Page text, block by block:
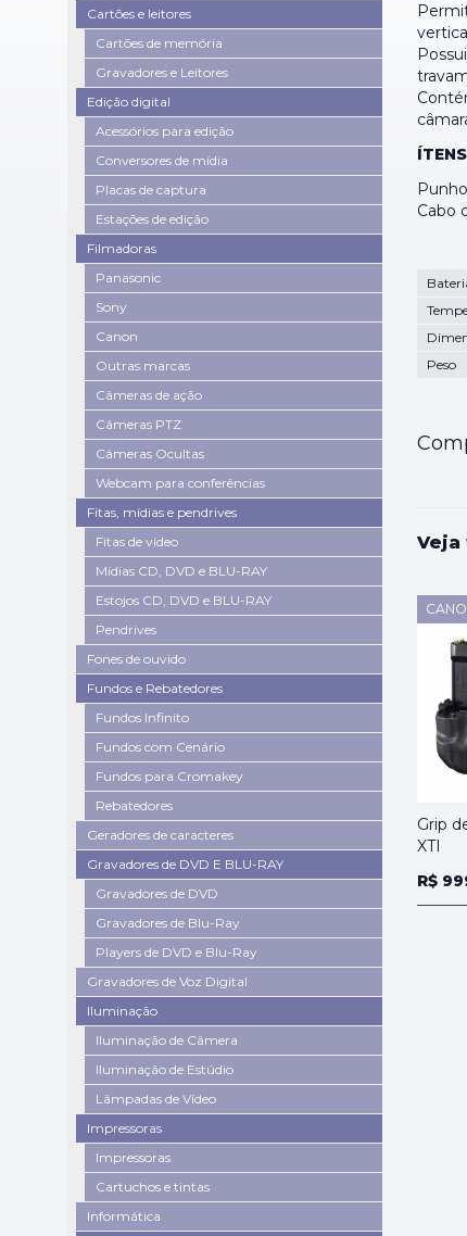
Cartões e leitores
Cartões de memória
Gravadores e Leitores
Edição digital
Acessórios para edição
Conversores de mídia
Placas de captura
Estações de edição
Filmadoras
Panasonic
Sony
Canon
Outras marcas
Câmeras de ação
Câmeras PTZ
Câmeras Ocultas
Webcam para conferências
Fitas, mídias e pendrives
Fitas de vídeo
Mídias CD, DVD e BLU-RAY
Estojos CD, DVD e BLU-RAY
Pendrives
Fones de ouvido
Fundos e Rebatedores
Fundos Infinito
Fundos com Cenário
Fundos para Cromakey
Rebatedores
Geradores de caracteres
Gravadores de DVD E BLU-RAY
Gravadores de DVD
Gravadores de Blu-Ray
Players de DVD e Blu-Ray
Gravadores de Voz Digital
Iluminação
Iluminação de Câmera
Iluminação de Estúdio
Lâmpadas de Vídeo
Impressoras
Impressoras
Cartuchos e tintas
Informática
Cabo
Peso
Veja
Grip
XTI
R$